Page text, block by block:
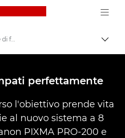
Canon Logo, back
PIXMA PRO-200 - Stampe di foto dai colori vivaci
perfettamente
l'obiettivo prende vita
al nuovo sistema a 8
PIXMA PRO-200 e